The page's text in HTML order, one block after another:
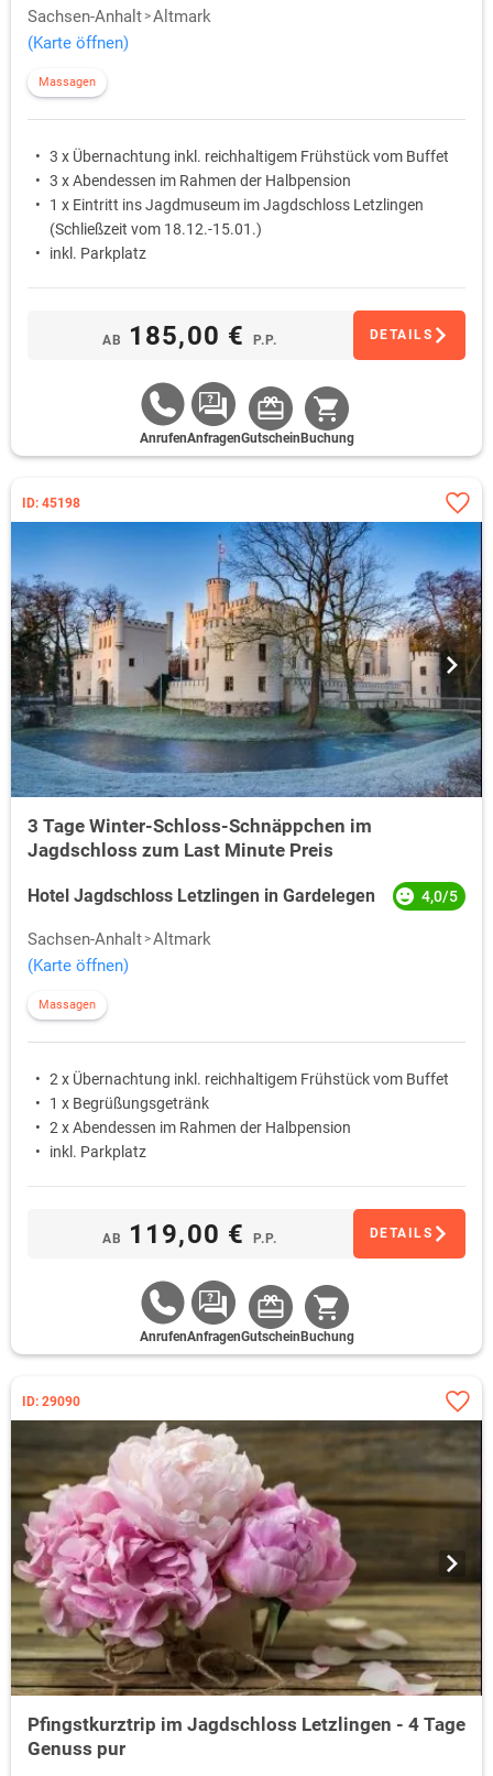
Sachsen-Anhalt Altmark
(Karte öffnen)
Massagen
3 x Übernachtung inkl. reichhaltigem Frühstück vom Buffet
3 x Abendessen im Rahmen der Halbpension
1 x Eintritt ins Jagdmuseum im Jagdschloss Letzlingen
(Schließzeit vom 18.12.-15.01.)
inkl. Parkplatz
AB 185,00 € P.P. DETAILS
AnrufenAnfragenGutschein Buchung
ID: 45198
3 Tage Winter-Schloss-Schnäppchen im
Jagdschloss zum Last Minute Preis
Hotel Jagdschloss Letzlingen in Gardelegen 4,0/5
Sachsen-Anhalt Altmark
(Karte öffnen)
Massagen
2 x Übernachtung inkl. reichhaltigem Frühstück vom Buffet
1 x Begrüßungsgetränk
2 x Abendessen im Rahmen der Halbpension
inkl. Parkplatz
AB 119,00 € P.P. DETAILS
AnrufenAnfragenGutschein Buchung
ID: 29090
Pfingstkurztrip im Jagdschloss Letzlingen - 4 Tage
Genuss pur